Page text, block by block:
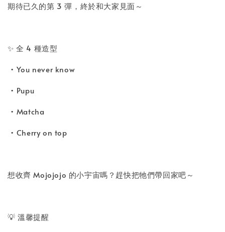
期待已久的第 3 彈，終於和大家見面～
✨ 全 4 種造型
• You never know
• Pupu
• Matcha
• Cherry on top
想收齊 Mojojojo 的小宇宙嗎？趕快把牠們帶回家吧～
💡 溫馨提醒